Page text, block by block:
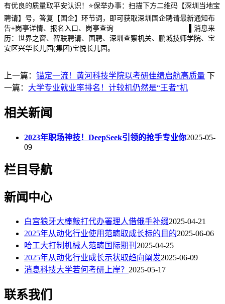
有优良的质量取平安认识！⭐保举办事：扫描下方二维码【深圳当地宝
聘请】号，答复【国企】环节词，即可获取深圳国企聘请最新通知布
告+岗亭详情、报名入口、岗亭查询
▌消息来
历：世界之窗、智联聘请、国聘、深圳查察机关、鹏城技师学院、宝
安区兴华长儿园(集团)宝悦长儿园。
上一篇： 锚定一流！黄河科技学院以考研佳绩启航高质量 下
一篇： 大学专业就业率排名！计较机仍然是“王者”机
相关新闻
2023年职场神技！DeepSeek引领的抢手专业你2025-05-
09
栏目导航
新闻中心
白宫狼牙大棒敲打代办署理人借俄手补缀2025-04-21
2025年从动化行业使用范畴取成长标的目的2025-06-06
哈工大打制机械人范畴国际期刊 2025-04-25
2025年从动化行业成长示状取趋向阐发2025-06-09
消息科技大学若何考研上岸？ 2025-05-17
联系我们